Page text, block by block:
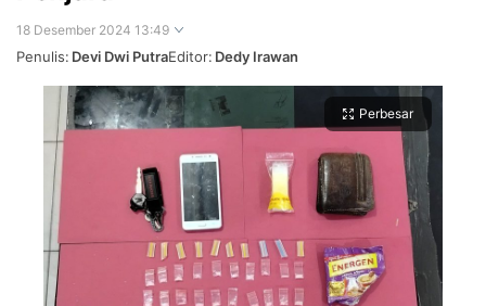
18 Desember 2024 13:49
Penulis: Devi Dwi PutraEditor: Dedy Irawan
Perbesar